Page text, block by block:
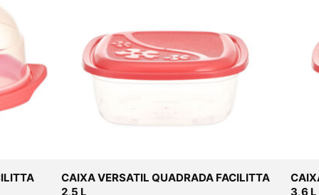
CAIXA VERSATIL QUADRADA FACILITTA
2,5 L
3,6 L